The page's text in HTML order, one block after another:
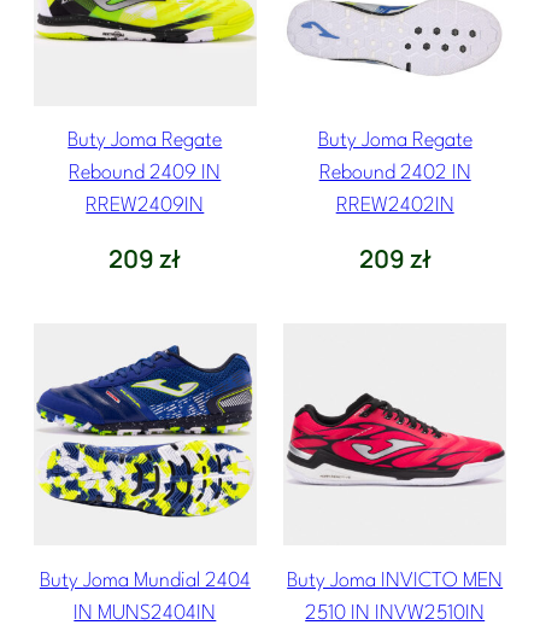
Buty Joma Regate
Rebound 2409 IN
RREW2409IN
209zł
Buty Joma Regate
Rebound 2402 IN
RREW2402IN
209zł
Buty Joma Mundial 2404
IN MUNS2404IN
Buty Joma INVICTO MEN
2510 IN INVW2510IN